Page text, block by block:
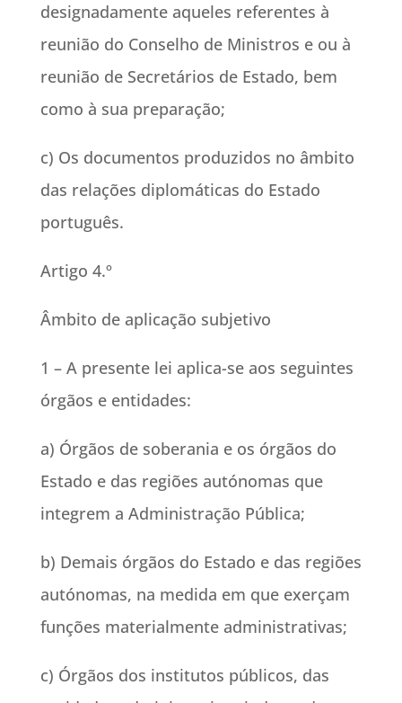
designadamente aqueles referentes à
reunião do Conselho de Ministros e ou à
reunião de Secretários de Estado, bem
como à sua preparação;
c) Os documentos produzidos no âmbito
das relações diplomáticas do Estado
português.
Artigo 4.º
Âmbito de aplicação subjetivo
1 – A presente lei aplica-se aos seguintes
órgãos e entidades:
a) Órgãos de soberania e os órgãos do
Estado e das regiões autónomas que
integrem a Administração Pública;
b) Demais órgãos do Estado e das regiões
autónomas, na medida em que exerçam
funções materialmente administrativas;
c) Órgãos dos institutos públicos, das